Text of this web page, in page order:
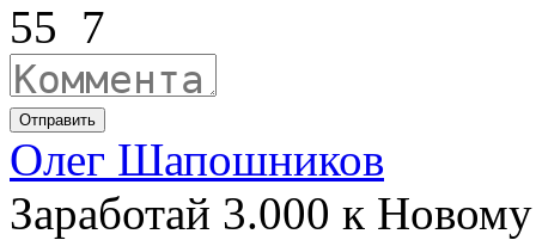
55 7
Отправить
Олег Шапошников
Заработай 3.000 к